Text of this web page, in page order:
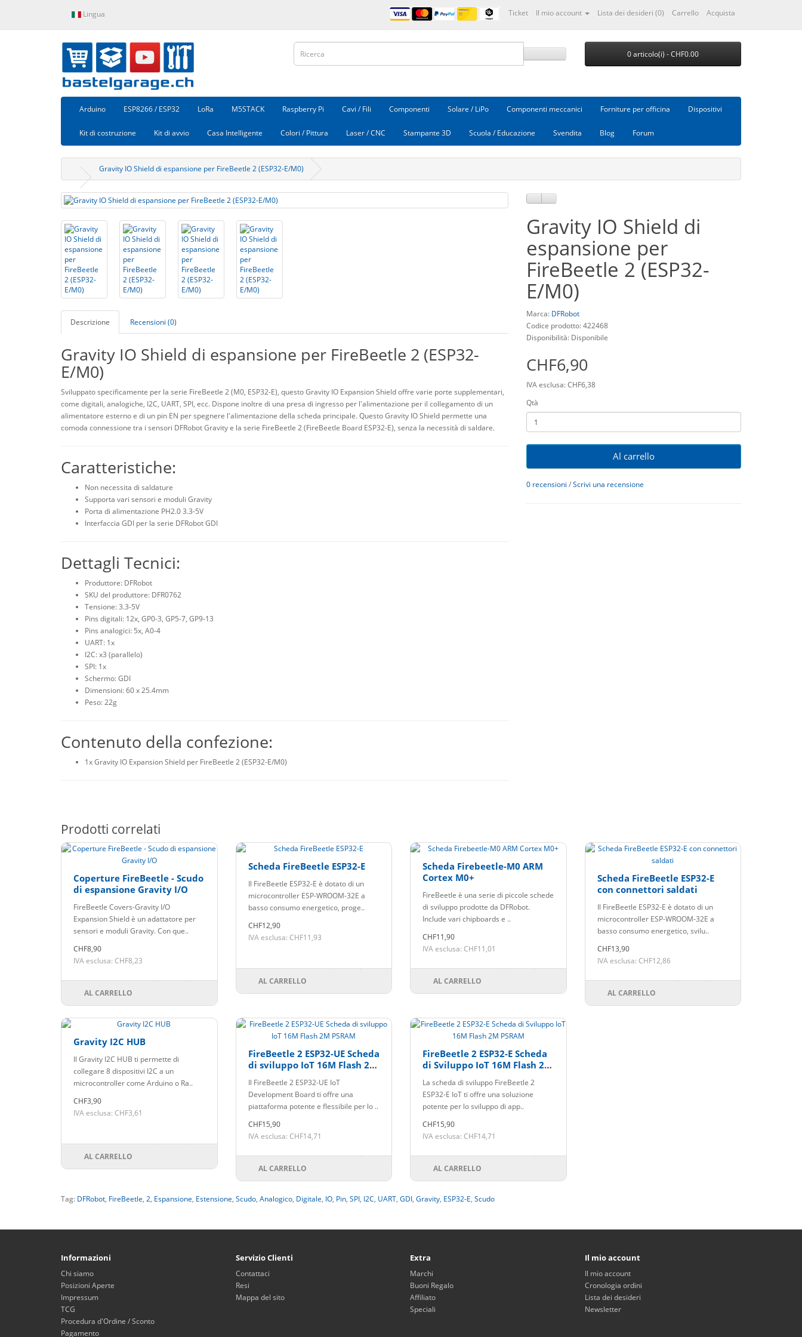
Lingua Ticket Il mio account Lista dei desideri (0) Carrello Acquista
0 articolo(i) - CHF0.00
Arduino ESP8266 / ESP32 LoRa M5STACK Raspberry Pi Cavi / Fili Componenti Solare / LiPo Componenti meccanici Forniture per officina Dispositivi
Kit di costruzione Kit di avvio Casa Intelligente Colori / Pittura Laser / CNC Stampante 3D Scuola / Educazione Svendita Blog Forum
Gravity IO Shield di espansione per FireBeetle 2 (ESP32-E/M0)
Descrizione Recensioni (0)
Gravity IO Shield di espansione per FireBeetle 2 (ESP32-
E/M0)
Sviluppato specificamente per la serie FireBeetle 2 (M0, ESP32-E), questo Gravity IO Expansion Shield offre varie porte supplementari,
come digitali, analogiche, I2C, UART, SPI, ecc. Dispone inoltre di una presa di ingresso per l'alimentazione per il collegamento di un
alimentatore esterno e di un pin EN per spegnere l'alimentazione della scheda principale. Questo Gravity IO Shield permette una
comoda connessione tra i sensori DFRobot Gravity e la serie FireBeetle 2 (FireBeetle Board ESP32-E), senza la necessità di saldare.
Caratteristiche:
Non necessita di saldature
Supporta vari sensori e moduli Gravity
Porta di alimentazione PH2.0 3.3-5V
Interfaccia GDI per la serie DFRobot GDI
Dettagli Tecnici:
Produttore: DFRobot
SKU del produttore: DFR0762
Tensione: 3.3-5V
Pins digitali: 12x, GP0-3, GP5-7, GP9-13
Pins analogici: 5x, A0-4
UART: 1x
I2C: x3 (parallelo)
SPI: 1x
Schermo: GDI
Dimensioni: 60 x 25.4mm
Peso: 22g
Contenuto della confezione:
1x Gravity IO Expansion Shield per FireBeetle 2 (ESP32-E/M0)
Gravity IO Shield di
espansione per
FireBeetle 2 (ESP32-
E/M0)
Marca: DFRobot
Codice prodotto: 422468
Disponibilità: Disponibile
CHF6,90
IVA esclusa: CHF6,38
Qtà
Al carrello
0 recensioni /Scrivi una recensione
Prodotti correlati
Coperture FireBeetle - Scudo
di espansione Gravity I/O
FireBeetle Covers-Gravity I/O
Expansion Shield è un adattatore per
sensori e moduli Gravity. Con que..
CHF8,90
IVA esclusa: CHF8,23
AL CARRELLO
Scheda FireBeetle ESP32-E
Il FireBeetle ESP32-E è dotato di un
microcontroller ESP-WROOM-32E a
basso consumo energetico, proge..
CHF12,90
IVA esclusa: CHF11,93
AL CARRELLO
Scheda Firebeetle-M0 ARM
Cortex M0+
FireBeetle è una serie di piccole schede
di sviluppo prodotte da DFRobot.
Include vari chipboards e ..
CHF11,90
IVA esclusa: CHF11,01
AL CARRELLO
Scheda FireBeetle ESP32-E
con connettori saldati
Il FireBeetle ESP32-E è dotato di un
microcontroller ESP-WROOM-32E a
basso consumo energetico, svilu..
CHF13,90
IVA esclusa: CHF12,86
AL CARRELLO
Gravity I2C HUB
Il Gravity I2C HUB ti permette di
collegare 8 dispositivi I2C a un
microcontroller come Arduino o Ra..
CHF3,90
IVA esclusa: CHF3,61
AL CARRELLO
FireBeetle 2 ESP32-UE Scheda
di sviluppo IoT 16M Flash 2M
Il FireBeetle 2 ESP32-UE IoT
Development Board ti offre una
piattaforma potente e flessibile per lo ..
CHF15,90
IVA esclusa: CHF14,71
AL CARRELLO
FireBeetle 2 ESP32-E Scheda
di Sviluppo IoT 16M Flash 2M
La scheda di sviluppo FireBeetle 2
ESP32-E IoT ti offre una soluzione
potente per lo sviluppo di app..
CHF15,90
IVA esclusa: CHF14,71
AL CARRELLO
Tag: DFRobot, FireBeetle, 2, Espansione, Estensione, Scudo, Analogico, Digitale, IO, Pin, SPI, I2C, UART, GDI, Gravity, ESP32-E, Scudo
Informazioni
Chi siamo
Posizioni Aperte
Impressum
TCG
Procedura d'Ordine / Sconto
Pagamento
Servizio Clienti
Contattaci
Resi
Mappa del sito
Extra
Marchi
Buoni Regalo
Affiliato
Speciali
Il mio account
Il mio account
Cronologia ordini
Lista dei desideri
Newsletter